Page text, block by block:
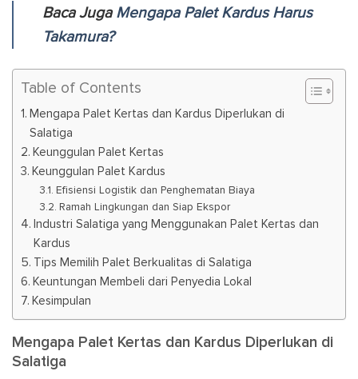
Baca JugaMengapa Palet Kardus Harus
Takamura?
Table of Contents
Mengapa Palet Kertas dan Kardus Diperlukan di
Salatiga
Keunggulan Palet Kertas
Keunggulan Palet Kardus
Efisiensi Logistik dan Penghematan Biaya
Ramah Lingkungan dan Siap Ekspor
Industri Salatiga yang Menggunakan Palet Kertas dan
Kardus
Tips Memilih Palet Berkualitas di Salatiga
Keuntungan Membeli dari Penyedia Lokal
Kesimpulan
Mengapa Palet Kertas dan Kardus Diperlukan di
Salatiga